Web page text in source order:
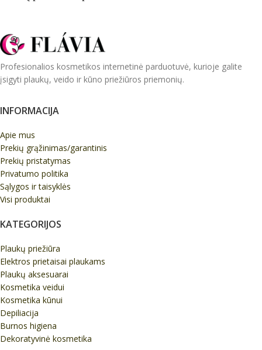
Profesionalios kosmetikos internetinė parduotuvė, kurioje galite
įsigyti plaukų, veido ir kūno priežiūros priemonių.
INFORMACIJA
Apie mus
Prekių grąžinimas/garantinis
Prekių pristatymas
Privatumo politika
Sąlygos ir taisyklės
Visi produktai
KATEGORIJOS
Plaukų priežiūra
Elektros prietaisai plaukams
Plaukų aksesuarai
Kosmetika veidui
Kosmetika kūnui
Depiliacija
Burnos higiena
Dekoratyvinė kosmetika